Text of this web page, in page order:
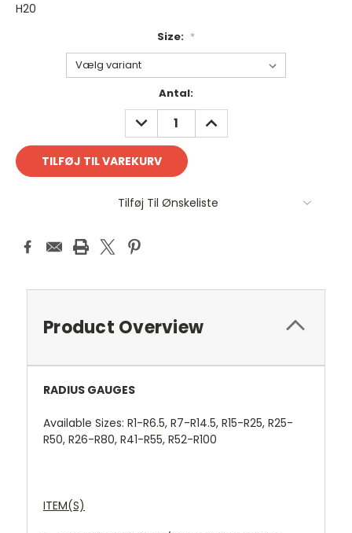
H20
Size: *
Antal:
REDUCER
ANTAL:
FORØG
ANTAL:
Tilføj Til Ønskeliste
Product Overview
RADIUS GAUGES
Available Sizes: R1-R6.5, R7-R14.5, R15-R25, R25-
R50, R26-R80, R41-R55, R52-R100
ITEM(S)